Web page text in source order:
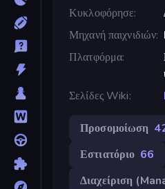
Κυκλοφόρησε
Μηχανή παιχνιδιών
Πλατφόρμα
Σελίδες Wiki
Προσομοίωση
Εστιατόριο 66
Διαχείριση